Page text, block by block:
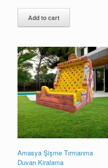
Add to cart
Amasya Şişme Tırmanma
Duvarı Kiralama